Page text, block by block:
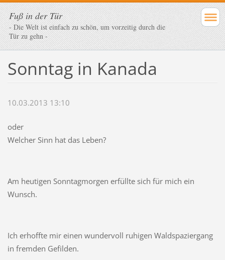
Fuß in der Tür
- Die Welt ist einfach zu schön, um vorzeitig durch die
Tür zu gehn -
Sonntag in Kanada
10.03.2013 13:10
oder
Welcher Sinn hat das Leben?
Am heutigen Sonntagmorgen erfüllte sich für mich ein
Wunsch.
Ich erhoffte mir einen wundervoll ruhigen Waldspaziergang
in fremden Gefilden.